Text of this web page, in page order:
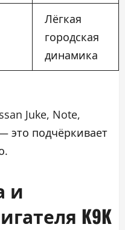
Лёгкая
городская
динамика
Juke, Note,
это подчёркивает
и
K9K